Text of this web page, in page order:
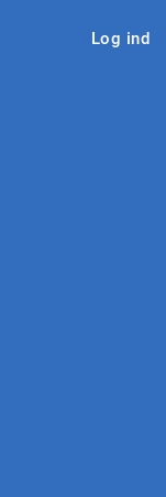
Log ind